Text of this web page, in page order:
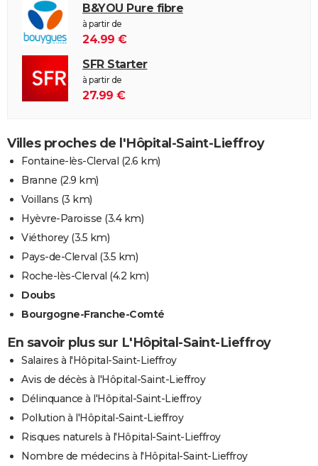
B&YOU Pure fibre
à partir de
24.99 €
SFR Starter
à partir de
27.99 €
Villes proches de l'Hôpital-Saint-Lieffroy
Fontaine-lès-Clerval (2.6 km)
Branne (2.9 km)
Voillans (3 km)
Hyèvre-Paroisse (3.4 km)
Viéthorey(3.5 km)
Pays-de-Clerval (3.5 km)
Roche-lès-Clerval (4.2 km)
Doubs
Bourgogne-Franche-Comté
En savoir plus sur L'Hôpital-Saint-Lieffroy
Salaires à l'Hôpital-Saint-Lieffroy
Avis de décès à l'Hôpital-Saint-Lieffroy
Délinquance à l'Hôpital-Saint-Lieffroy
Pollution à l'Hôpital-Saint-Lieffroy
Risques naturels à l'Hôpital-Saint-Lieffroy
Nombre de médecins à l'Hôpital-Saint-Lieffroy